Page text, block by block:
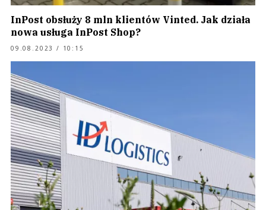
InPost obsłuży 8 mln klientów Vinted. Jak działa
nowa usługa InPost Shop?
09.08.2023 / 10:15